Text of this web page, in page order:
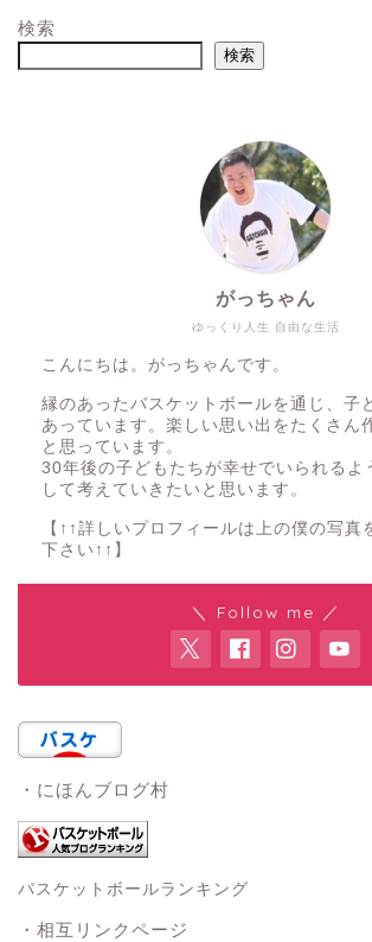
検索
検索
ゆっくり人生 自由な生活
がっちゃん
こんにちは。がっちゃんです。
縁のあったバスケットボールを通じ、子
あっています。楽しい思い出をたくさん
と思っています。
30年後の子どもたちが幸せでいられるよ
して考えていきたいと思います。
【↑↑詳しいプロフィールは上の僕の写真
下さい↑↑】
＼ Follow me ／
・にほんブログ村
バスケットボールランキング
・相互リンクページ